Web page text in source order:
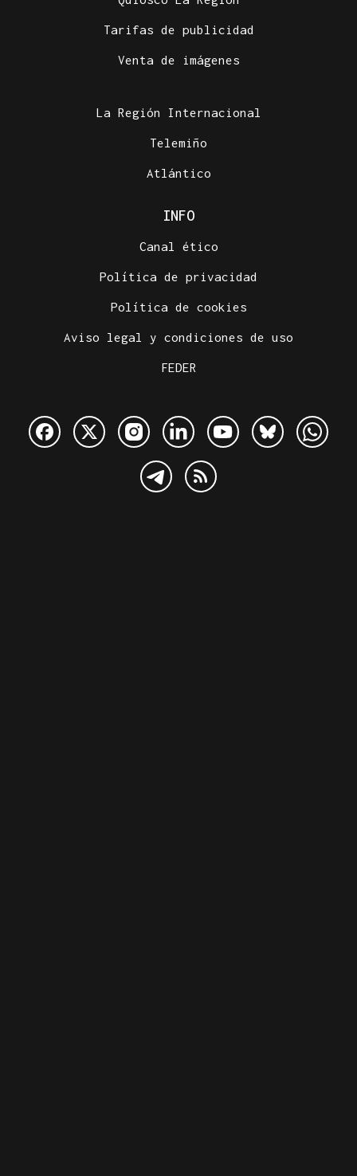
Tarifas de publicidad
Venta de imágenes
La Región Internacional
Telemiño
Atlántico
INFO
Canal ético
Política de privacidad
Política de cookies
Aviso legal y condiciones de uso
FEDER